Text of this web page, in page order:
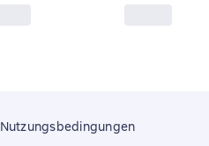
Nutzungsbedingungen